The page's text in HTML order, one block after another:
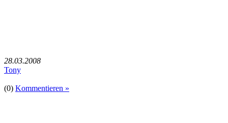
28.03.2008
Tony
(0) Kommentieren »